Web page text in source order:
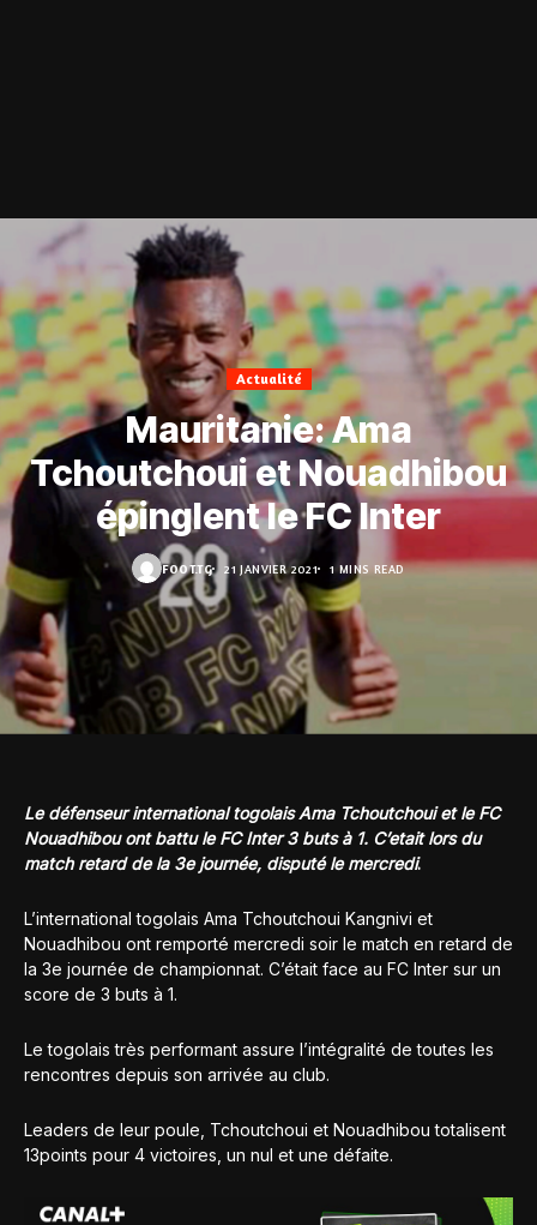
Actualité
Mauritanie: Ama
Tchoutchoui et Nouadhibou
épinglent le FC Inter
FOOT.TG 21 JANVIER 2021 1 MINS READ
Le défenseur international togolais Ama Tchoutchoui et le FC
Nouadhibou ont battu le FC Inter 3 buts à 1. C’etait lors du
match retard de la 3e journée, disputé le mercredi.
L’international togolais Ama Tchoutchoui Kangnivi et
Nouadhibou ont remporté mercredi soir le match en retard de
la 3e journée de championnat. C’était face au FC Inter sur un
score de 3 buts à 1.
Le togolais très performant assure l’intégralité de toutes les
rencontres depuis son arrivée au club.
Leaders de leur poule, Tchoutchoui et Nouadhibou totalisent
13points pour 4 victoires, un nul et une défaite.